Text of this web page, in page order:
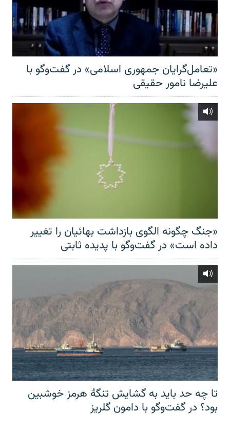
«تعامل‌گرایان جمهوری اسلامی» در گفت‌وگو با
علیرضا نامور حقیقی
«جنگ چگونه الگوی بازداشت بهائیان را تغییر
داده است» در گفت‌وگو با پدیده ثابتی
تا چه حد باید به گشایش تنگهٔ هرمز خوشبین
بود؟ در گفت‌وگو با دامون گلریز